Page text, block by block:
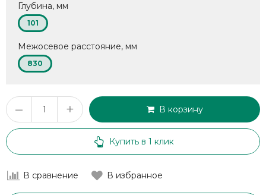
Глубина, мм
101
Межосевое расстояние, мм
830
– + В корзину
Купить в 1 клик
В сравнение В избранное